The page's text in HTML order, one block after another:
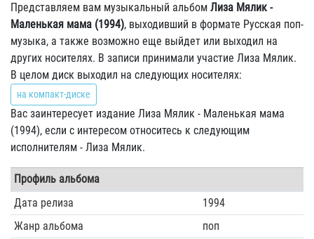
Представляем вам музыкальный альбом Лиза Мялик -
Маленькая мама (1994), выходивший в формате Русская поп-
музыка, а также возможно еще выйдет или выходил на
других носителях. В записи принимали участие Лиза Мялик.
В целом диск выходил на следующих носителях:
на компакт-диске
Вас заинтересует издание Лиза Мялик - Маленькая мама
(1994), если с интересом относитесь к следующим
исполнителям - Лиза Мялик.
Профиль альбома
Дата релиза
1994
Жанр альбома
поп